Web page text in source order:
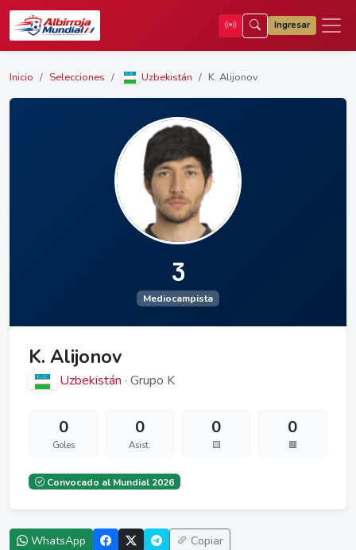
Ingresar
Inicio Selecciones Uzbekistán K. Alijonov
3
Mediocampista
K. Alijonov
Uzbekistán · Grupo K
0
Goles
0
Asist.
0
🟨
0
🟥
Convocado al Mundial 2026
WhatsApp Copiar